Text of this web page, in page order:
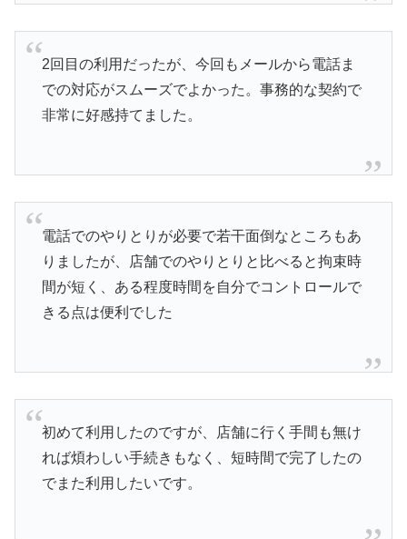
2回目の利用だったが、今回もメールから電話ま
での対応がスムーズでよかった。事務的な契約で
非常に好感持てました。
電話でのやりとりが必要で若干面倒なところもあ
りましたが、店舗でのやりとりと比べると拘束時
間が短く、ある程度時間を自分でコントロールで
きる点は便利でした
初めて利用したのですが、店舗に行く手間も無け
れば煩わしい手続きもなく、短時間で完了したの
でまた利用したいです。